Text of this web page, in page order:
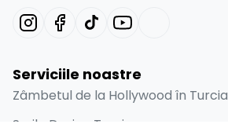
Serviciile noastre
Zâmbetul de la Hollywood în Turcia
Smile Design Turcia